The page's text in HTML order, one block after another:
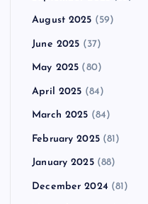
August 2025 (59)
June 2025 (37)
May 2025 (80)
April 2025 (84)
March 2025 (84)
February 2025(81)
January 2025(88)
December 2024 (81)